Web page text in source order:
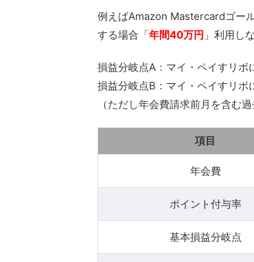
例えばAmazon Mastercardゴー
する場合「年間40万円 」利用し
損益分岐点A：マイ・ペイすリボ
損益分岐点B：マイ・ペイすリボ
（ただし年会費請求前月を含む
項目
年会費
ポイント付与率
基本損益分岐点